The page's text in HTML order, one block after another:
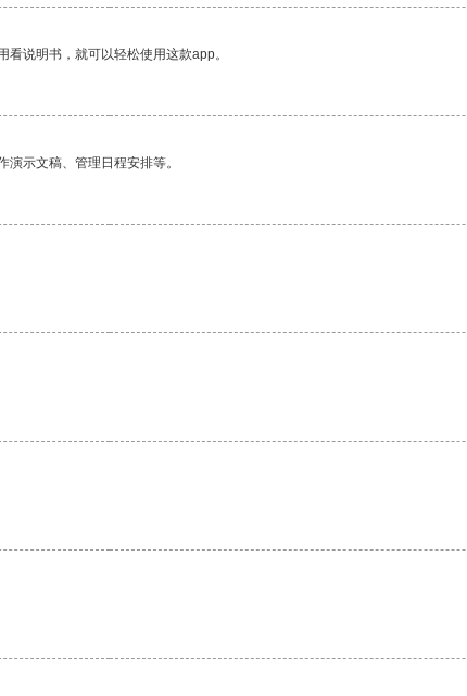
说明书，就可以轻松使用这款app。
示文稿、管理日程安排等。